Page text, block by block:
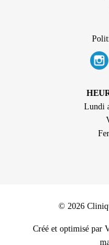
Lundi
© 2026
Créé et optimisé par